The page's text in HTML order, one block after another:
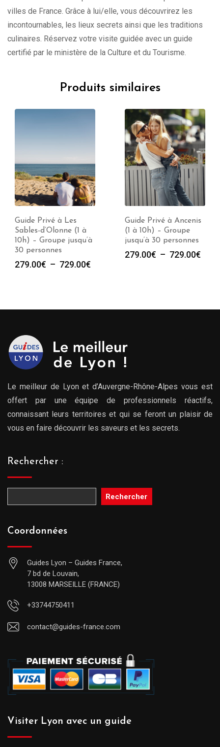
villes de France. Grâce à lui/elle, vous découvrirez les
incontournables, les lieux secrets ainsi que les traditions
culinaires. Réservez votre visite guidée avec un guide
certifié par le ministère de la Culture et du Tourisme.
Produits similaires
Guide Privé à Les
Sables-d’Olonne (1 à
10h) – Groupe jusqu’à
30 personnes
279.00€ – 729.00€
à
Guide Privé à Ancenis
(1 à 10h) – Groupe
jusqu’à 30 personnes
279.00€ – 729.00€
Le meilleur de Lyon et d’Auvergne-Rhône-Alpes vous est
offert par une équipe de professionnels réactifs,
connaissant leurs territoires et qui se feront un plaisir de
vous en faire découvrir les saveurs et les secrets.
Rechercher :
Rechercher
Coordonnées
Guides Lyon – Guides France,
7 bd de Louvain,
13008 MARSEILLE (FRANCE)
+33744750411
contact@guides-france.com
Visiter Lyon avec un guide